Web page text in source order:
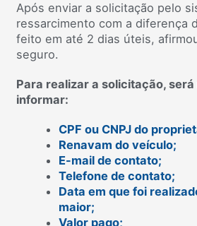
Após enviar a solicitação pelo
ressarcimento com a diferença
feito em até 2 dias úteis,
seguro.
Para realizar a solicitação,
informar:
CPF ou CNPJ do
Renavam do veículo;
E-mail de contato;
Telefone de contato;
Data em que foi
maior;
Valor pago;